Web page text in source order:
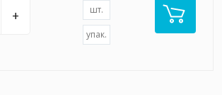
+ шт.
упак.